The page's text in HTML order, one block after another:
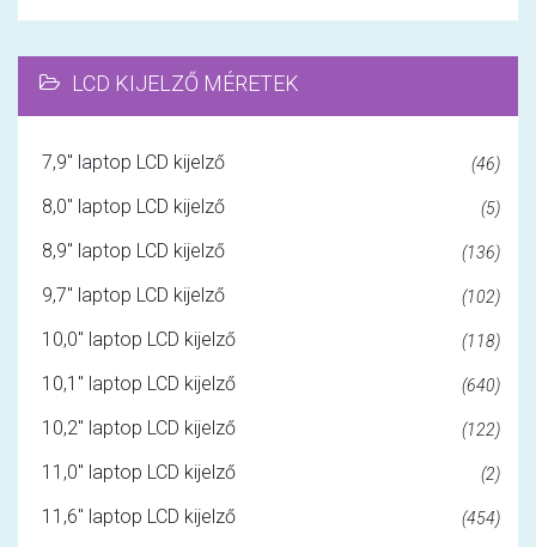
LCD KIJELZŐ MÉRETEK
7,9" laptop LCD kijelző (46)
8,0" laptop LCD kijelző (5)
8,9" laptop LCD kijelző (136)
9,7" laptop LCD kijelző (102)
10,0" laptop LCD kijelző (118)
10,1" laptop LCD kijelző (640)
10,2" laptop LCD kijelző (122)
11,0" laptop LCD kijelző (2)
11,6" laptop LCD kijelző (454)